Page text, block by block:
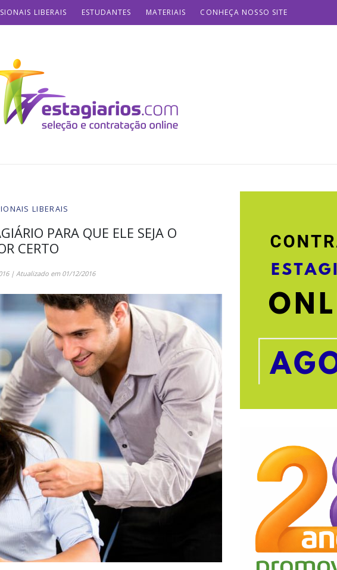
LIBERAIS ESTUDANTES MATERIAIS CONHEÇA NOSSO SITE
LIBERAIS
PARA QUE ELE SEJA O
CERTO
| Atualizado em 01/12/2016